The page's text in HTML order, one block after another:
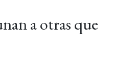
a otras que